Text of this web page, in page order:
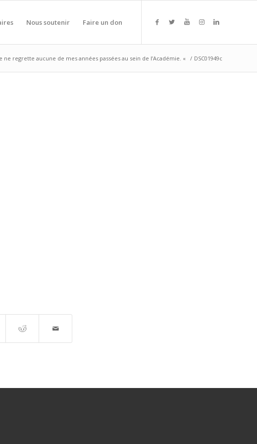
Nous soutenir Faire un don
ne regrette aucune de mes années passées au sein de l’Académie. « / DSC01949c